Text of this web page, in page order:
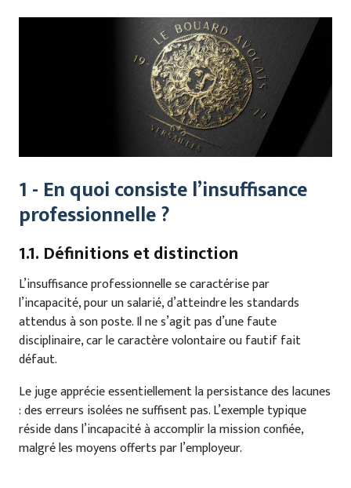
1 - En quoi consiste l’insuffisance
professionnelle ?
1.1. Définitions et distinction
L’insuffisance professionnelle se caractérise par
l’incapacité, pour un salarié, d’atteindre les standards
attendus à son poste. Il ne s’agit pas d’une faute
disciplinaire, car le caractère volontaire ou fautif fait
défaut.
Le juge apprécie essentiellement la persistance des lacunes
: des erreurs isolées ne suffisent pas. L’exemple typique
réside dans l’incapacité à accomplir la mission confiée,
malgré les moyens offerts par l’employeur.